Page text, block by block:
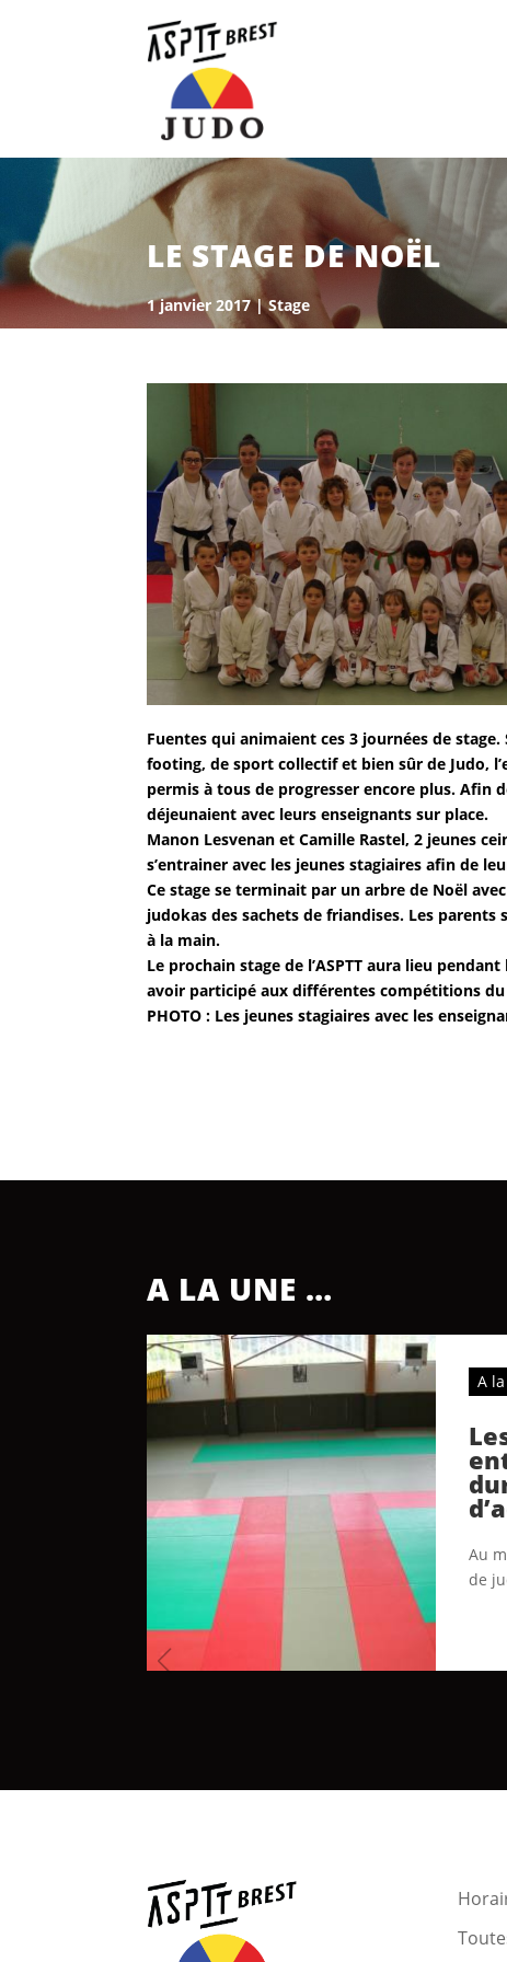
LE STAGE DE NOËL
1 janvier 2017|Stage
Fuentes qui animaient ces 3 journées de
footing, de sport collectif et bien sûr de Judo,
permis à tous de progresser encore plus. Afin
déjeunaient avec leurs enseignants sur place.
Manon Lesvenan et Camille Rastel, 2 jeunes
s’entrainer avec les jeunes stagiaires afin de
Ce stage se terminait par un arbre de Noël
judokas des sachets de friandises. Les
à la main.
Le prochain stage de l’ASPTT aura lieu
avoir participé aux différentes compétitions
PHOTO : Les jeunes stagiaires avec les
A LA UNE …
A
Au
de